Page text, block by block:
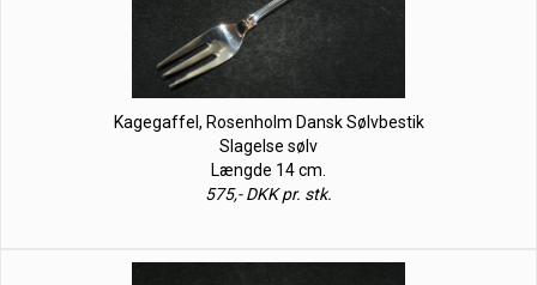
Kagegaffel, Rosenholm Dansk Sølvbestik
Slagelse sølv
Længde 14 cm.
575,- DKK pr. stk.